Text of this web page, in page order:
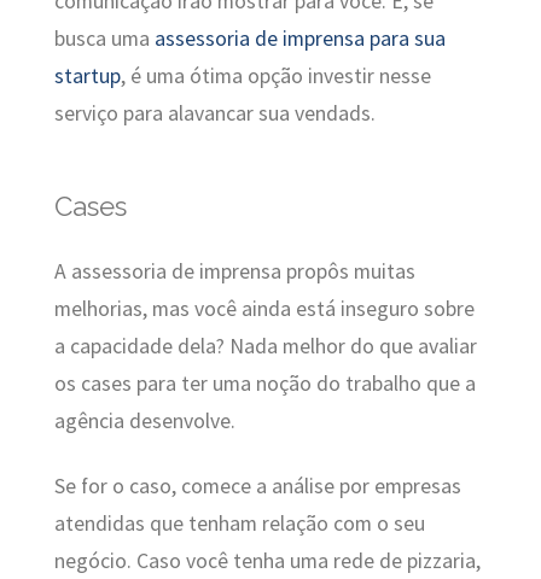
busca uma assessoria de imprensa para sua
startup, é uma ótima opção investir nesse
serviço para alavancar sua vendads.
Cases
A assessoria de imprensa propôs muitas
melhorias, mas você ainda está inseguro sobre
a capacidade dela? Nada melhor do que avaliar
os cases para ter uma noção do trabalho que a
agência desenvolve.
Se for o caso, comece a análise por empresas
atendidas que tenham relação com o seu
negócio. Caso você tenha uma rede de pizzaria,